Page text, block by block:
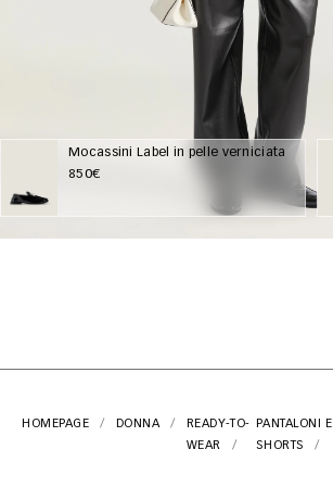
Mocassini Label in pelle verniciata
850€
HOMEPAGE DONNA
READY-TO-
WEAR
PANTALONI E
SHORTS